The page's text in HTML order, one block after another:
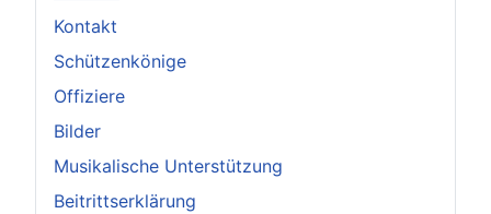
Kontakt
Schützenkönige
Offiziere
Bilder
Musikalische Unterstützung
Beitrittserklärung